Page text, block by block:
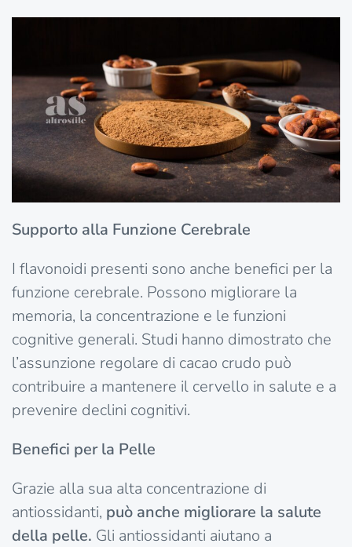
Supporto alla Funzione Cerebrale
I flavonoidi presenti sono anche benefici per la
funzione cerebrale. Possono migliorare la
memoria, la concentrazione e le funzioni
cognitive generali. Studi hanno dimostrato che
l’assunzione regolare di cacao crudo può
contribuire a mantenere il cervello in salute e a
prevenire declini cognitivi.
Benefici per la Pelle
Grazie alla sua alta concentrazione di
antiossidanti, può anche migliorare la salute
della pelle. Gli antiossidanti aiutano a